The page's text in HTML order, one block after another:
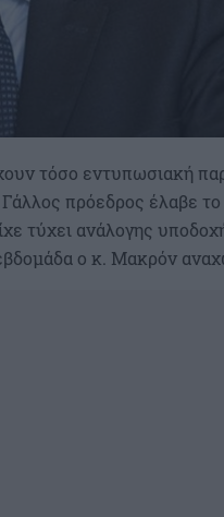
τόσο εντυπωσιακή
πρόεδρος έλαβε
τύχει ανάλογης
ο κ. Μακρόν